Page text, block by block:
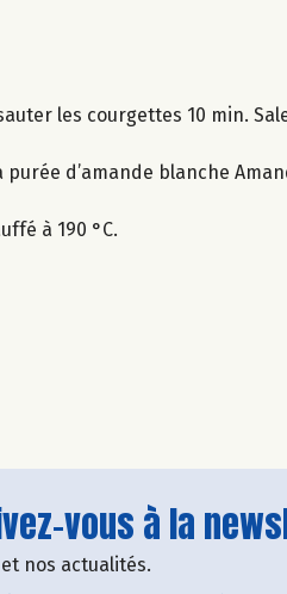
les courgettes 10 min.
d’amande blanche
à 190 °C.
vous à la
nos actualités.